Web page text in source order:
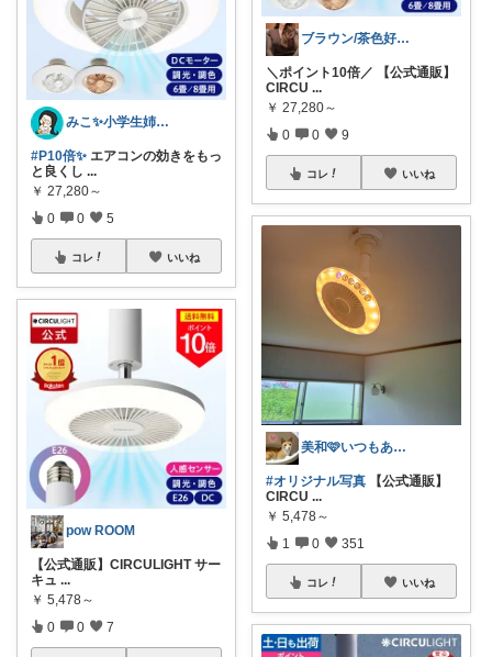
みこ✨小学生姉妹の母ちゃん
#P10倍✨ エアコンの効きをもっ
と良くし ...
￥ 27,280～
0 0 5
コレ いいね
pow ROOM
【公式通販】CIRCULIGHT サー
キュ ...
￥ 5,478～
0 0 7
ブラウン/茶色好き🤎ノブたん
＼ポイント10倍／ 【公式通販】
CIRCU ...
￥ 27,280～
0 0 9
コレ いいね
美和🩷いつもありがとう
#オリジナル写真 【公式通販】
CIRCU ...
￥ 5,478～
1 0 351
コレ いいね